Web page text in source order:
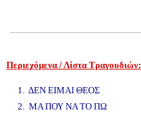
Περιεχόμενα / Λίστα Τραγουδιών:
1. ΔΕΝ ΕΙΜΑΙ ΘΕΟΣ
2. ΜΑ ΠΟΥ ΝΑ ΤΟ ΠΩ